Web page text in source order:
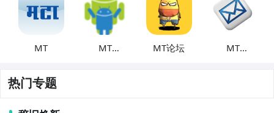
MT
MT
MT论坛
MT
热门专题